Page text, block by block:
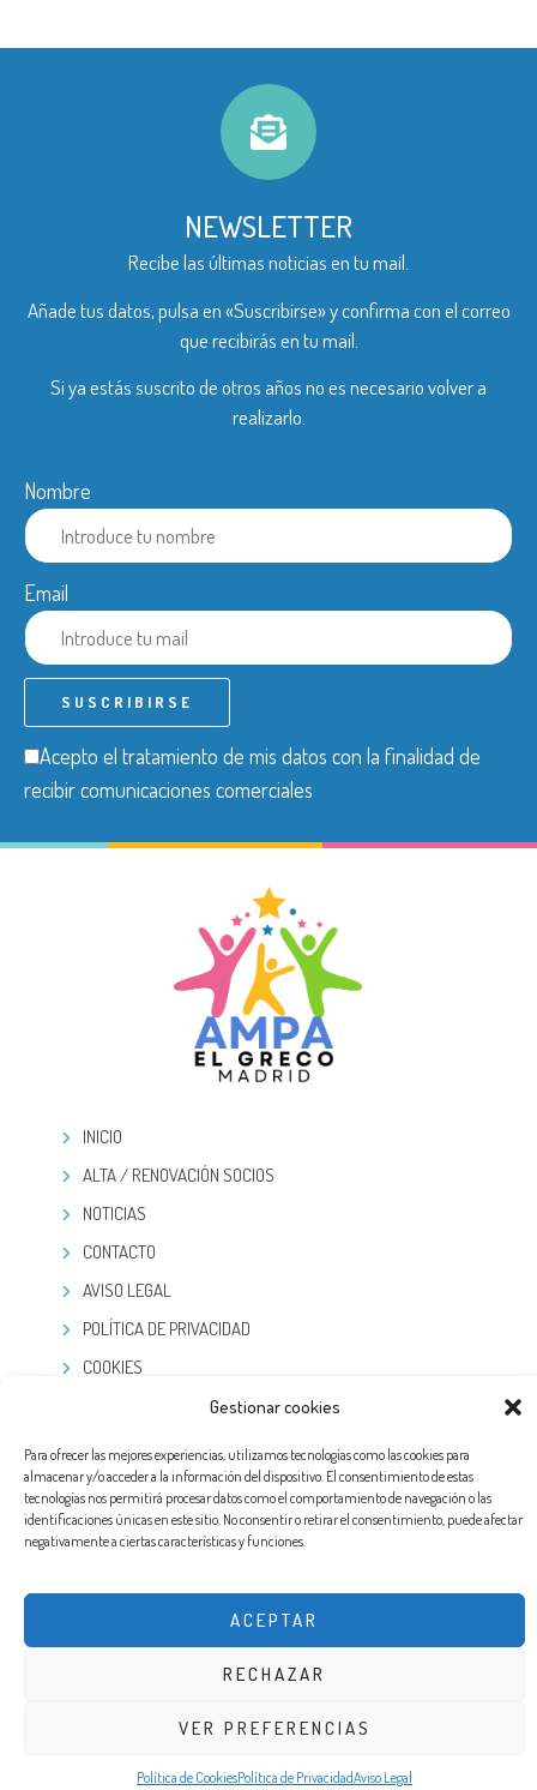
Gestionar cookies
Para ofrecer las mejores experiencias, utilizamos tecnologías como las cookies para
almacenar y/o acceder a la información del dispositivo. El consentimiento de estas
tecnologías nos permitirá procesar datos como el comportamiento de navegación o las
identificaciones únicas en este sitio. No consentir o retirar el consentimiento, puede afectar
negativamente a ciertas características y funciones.
ACEPTAR
RECHAZAR
VER PREFERENCIAS
Política de CookiesPolítica de PrivacidadAviso Legal
NEWSLETTER
Recibe las últimas noticias en tu mail.
Añade tus datos, pulsa en «Suscribirse» y confirma con el correo
que recibirás en tu mail.
Si ya estás suscrito de otros años no es necesario volver a
realizarlo.
Nombre
Email
Acepto el tratamiento de mis datos con la finalidad de
recibir comunicaciones comerciales
INICIO
ALTA / RENOVACIÓN SOCIOS
NOTICIAS
CONTACTO
AVISO LEGAL
POLÍTICA DE PRIVACIDAD
COOKIES